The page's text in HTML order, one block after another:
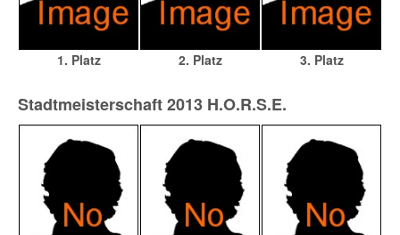
1. Platz 2. Platz 3. Platz
Stadtmeisterschaft 2013 H.O.R.S.E.